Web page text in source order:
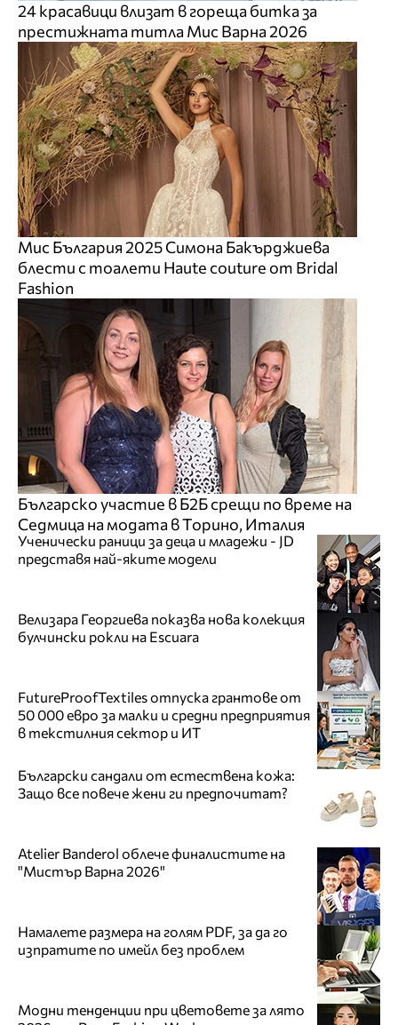
24 красавици влизат в гореща битка за
престижната титла Мис Варна 2026
Мис България 2025 Симона Бакърджиева
блести с тоалети Haute couture от Bridal
Fashion
Българско участие в Б2Б срещи по време на
Седмица на модата в Торино, Италия
Ученически раници за деца и младежи - JD
представя най-яките модели
Велизара Георгиева показва нова колекция
булчински рокли на Escuara
FutureProofTextiles отпуска грантове от
50 000 евро за малки и средни предприятия
в текстилния сектор и ИТ
Български сандали от естествена кожа:
Защо все повече жени ги предпочитат?
Atelier Banderol облече финалистите на
"Мистър Варна 2026"
Намалете размера на голям PDF, за да го
изпратите по имейл без проблем
Модни тенденции при цветовете за лято